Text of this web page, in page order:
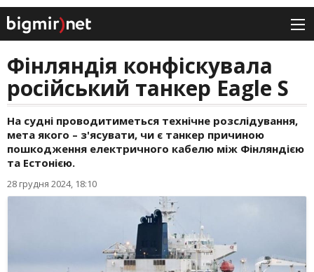
Фінляндія конфіскувала
російський танкер Eagle S
На судні проводитиметься технічне розслідування,
мета якого – з'ясувати, чи є танкер причиною
пошкодження електричного кабелю між Фінляндією
та Естонією.
28 грудня 2024, 18:10